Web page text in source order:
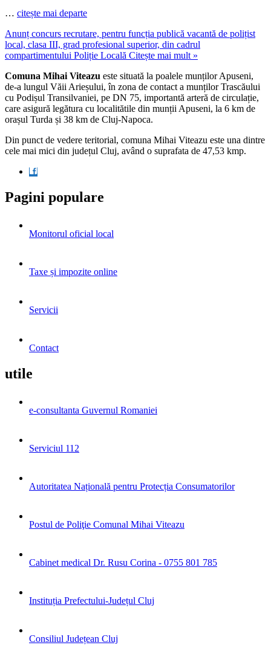
… citește mai departe
Anunț concurs recrutare, pentru funcția publică vacantă de polițist
local, clasa III, grad profesional superior, din cadrul
compartimentului Poliție Locală Citește mai mult »
Comuna Mihai Viteazu este situată la poalele munților Apuseni,
de-a lungul Văii Arieșului, în zona de contact a munților Trascăului
cu Podișul Transilvaniei, pe DN 75, importantă arteră de circulație,
care asigură legătura cu localitătile din munții Apuseni, la 6 km de
orașul Turda și 38 km de Cluj-Napoca.
Din punct de vedere teritorial, comuna Mihai Viteazu este una dintre
cele mai mici din județul Cluj, având o suprafata de 47,53 kmp.
Pagini populare
Monitorul oficial local
Taxe și impozite online
Servicii
Contact
utile
e-consultanta Guvernul Romaniei
Serviciul 112
Autoritatea Națională pentru Protecția Consumatorilor
Postul de Poliţie Comunal Mihai Viteazu
Cabinet medical Dr. Rusu Corina - 0755 801 785
Instituția Prefectului-Județul Cluj
Consiliul Județean Cluj